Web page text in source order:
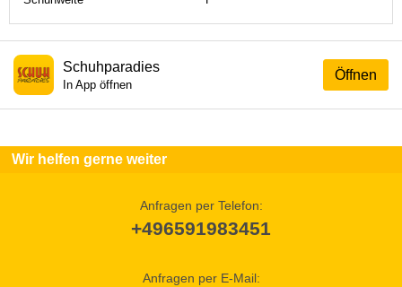
Öffnen
Schuhparadies
In App öffnen
Wir helfen gerne weiter
Anfragen per Telefon:
+496591983451
Anfragen per E-Mail: